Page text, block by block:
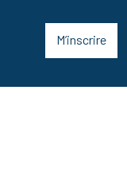
M’inscrire